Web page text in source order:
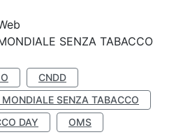
SENZA TABACCO
CNDD
MONDIALE SENZA TABACCO
DAY
OMS